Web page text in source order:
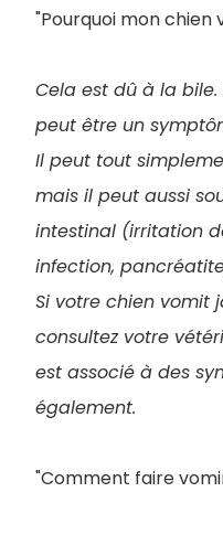
"Pourquoi mon chien
Cela est dû à la
peut être un
Il peut tout
mais il peut aussi
intestinal (irritation
infection,
Si votre chien vomit
consultez votre
est associé à des
également.
"Comment faire